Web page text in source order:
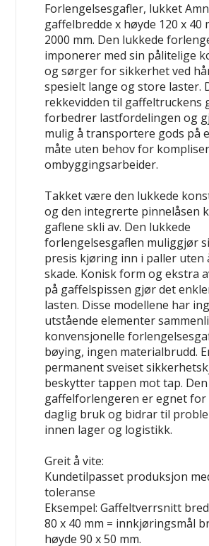
Forlengelsesgafler, lukket
gaffelbredde x høyde 120 x 40
2000 mm. Den lukkede
imponerer med sin pålitelige
og sørger for sikkerhet ved
spesielt lange og store laster.
rekkevidden til gaffeltruckens
forbedrer lastfordelingen og
mulig å transportere gods på
måte uten behov for
ombyggingsarbeider.
Takket være den lukkede
og den integrerte pinnelåsen
gaflene skli av. Den lukkede
forlengelsesgaflen muliggjør
presis kjøring inn i paller uten
skade. Konisk form og ekstra
på gaffelspissen gjør det
lasten. Disse modellene har
utstående elementer
konvensjonelle
bøying, ingen materialbrudd.
permanent sveiset
beskytter tappen mot tap.
gaffelforlengeren er egnet for
daglig bruk og bidrar til
innen lager og logistikk.
Greit å vite:
Kundetilpasset produksjon
toleranse
Eksempel: Gaffeltverrsnitt
80 x 40 mm = innkjøringsmål
høyde 90 x 50 mm.